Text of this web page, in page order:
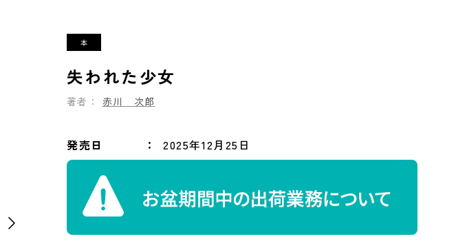
失われた少女
著者： 赤川 次郎
発売日 2025年12月25日